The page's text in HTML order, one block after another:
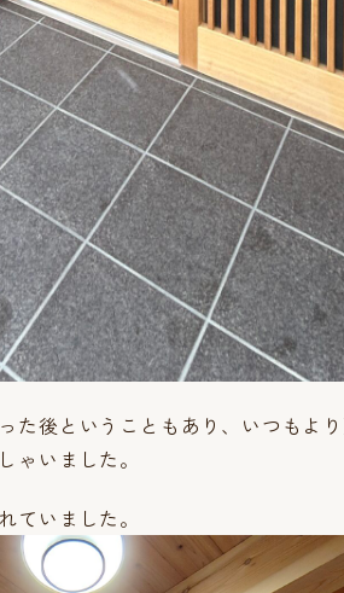
た後ということもあり、いつもよ
ゃいました。
ていました。